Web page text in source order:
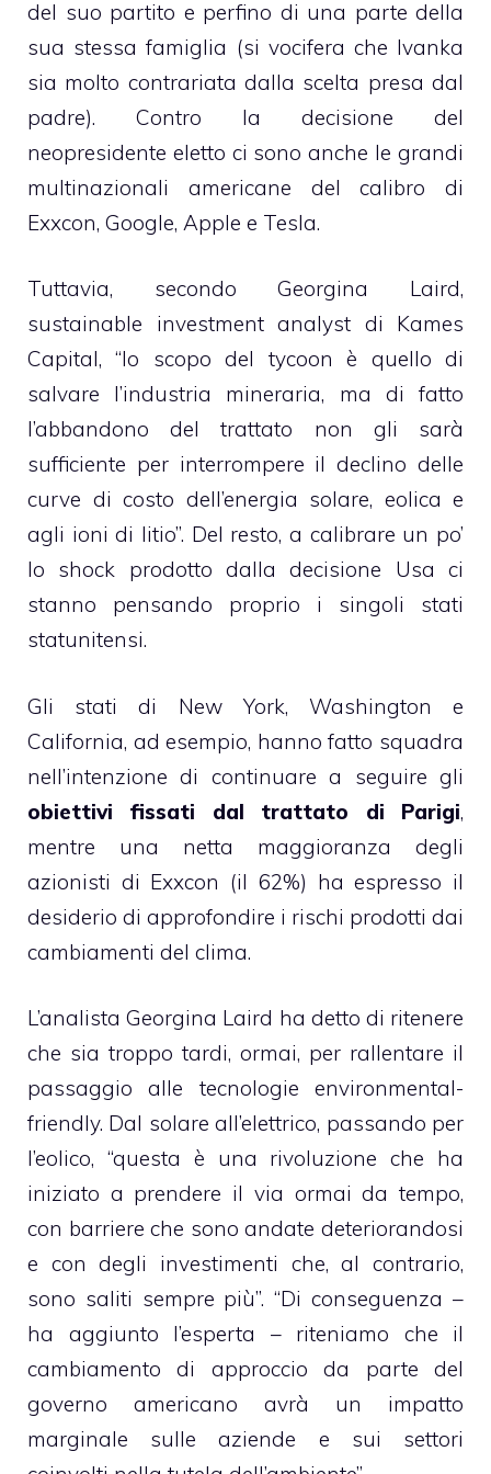
del suo partito e perfino di una parte della
sua stessa famiglia (si vocifera che Ivanka
sia molto contrariata dalla scelta presa dal
padre). Contro la decisione del
neopresidente eletto ci sono anche le grandi
multinazionali americane del calibro di
Exxcon, Google, Apple e Tesla.
Tuttavia, secondo Georgina Laird,
sustainable investment analyst di Kames
Capital, “lo scopo del tycoon è quello di
salvare l’industria mineraria, ma di fatto
l’abbandono del trattato non gli sarà
sufficiente per interrompere il declino delle
curve di costo dell’energia solare, eolica e
agli ioni di litio”. Del resto, a calibrare un po’
lo shock prodotto dalla decisione Usa ci
stanno pensando proprio i singoli stati
statunitensi.
Gli stati di New York, Washington e
California, ad esempio, hanno fatto squadra
nell’intenzione di continuare a seguire gli
obiettivi fissati dal trattato di Parigi,
mentre una netta maggioranza degli
azionisti di Exxcon (il 62%) ha espresso il
desiderio di approfondire i rischi prodotti dai
cambiamenti del clima.
L’analista Georgina Laird ha detto di ritenere
che sia troppo tardi, ormai, per rallentare il
passaggio alle tecnologie environmental-
friendly. Dal solare all’elettrico, passando per
l’eolico, “questa è una rivoluzione che ha
iniziato a prendere il via ormai da tempo,
con barriere che sono andate deteriorandosi
e con degli investimenti che, al contrario,
sono saliti sempre più”. “Di conseguenza –
ha aggiunto l’esperta – riteniamo che il
cambiamento di approccio da parte del
governo americano avrà un impatto
marginale sulle aziende e sui settori